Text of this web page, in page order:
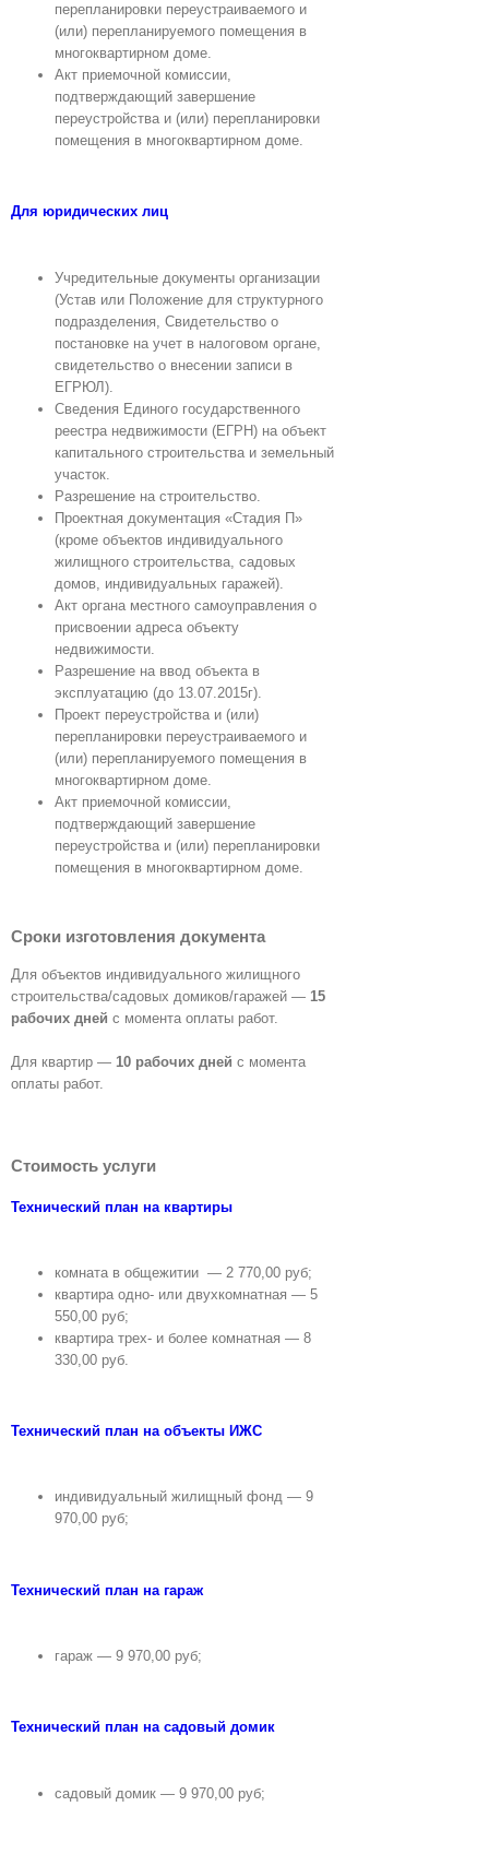
перепланировки переустраиваемого и
(или) перепланируемого помещения в
многоквартирном доме.
Акт приемочной комиссии,
подтверждающий завершение
переустройства и (или) перепланировки
помещения в многоквартирном доме.
Для юридических лиц
Учредительные документы организации
(Устав или Положение для структурного
подразделения, Свидетельство о
постановке на учет в налоговом органе,
свидетельство о внесении записи в
ЕГРЮЛ).
Сведения Единого государственного
реестра недвижимости (ЕГРН) на объект
капитального строительства и земельный
участок.
Разрешение на строительство.
Проектная документация «Стадия П»
(кроме объектов индивидуального
жилищного строительства, садовых
домов, индивидуальных гаражей).
Акт органа местного самоуправления о
присвоении адреса объекту
недвижимости.
Разрешение на ввод объекта в
эксплуатацию (до 13.07.2015г).
Проект переустройства и (или)
перепланировки переустраиваемого и
(или) перепланируемого помещения в
многоквартирном доме.
Акт приемочной комиссии,
подтверждающий завершение
переустройства и (или) перепланировки
помещения в многоквартирном доме.
Сроки изготовления документа
Для объектов индивидуального жилищного
строительства/садовых домиков/гаражей — 15
рабочих дней с момента оплаты работ.
Для квартир — 10 рабочих дней с момента
оплаты работ.
Стоимость услуги
Технический план на квартиры
комната в общежитии — 2 770,00 руб;
квартира одно- или двухкомнатная — 5
550,00 руб;
квартира трех- и более комнатная — 8
330,00 руб.
Технический план на объекты ИЖС
индивидуальный жилищный фонд — 9
970,00 руб;
Технический план на гараж
гараж — 9 970,00 руб;
Технический план на садовый домик
садовый домик — 9 970,00 руб;